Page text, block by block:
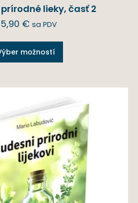
lieky, časť 2
€ sa PDV
možností